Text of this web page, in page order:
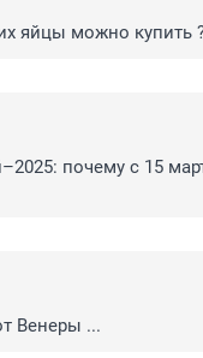
яйцы можно купить
почему с 15
Венеры ...